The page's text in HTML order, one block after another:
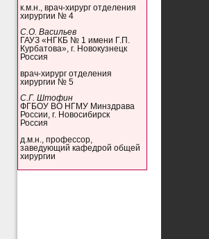
к.м.н., врач-хирург отделения
хирургии № 4
С.О. Васильев
ГАУЗ «НГКБ № 1 имени Г.П.
Курбатова», г. Новокузнецк
Россия
врач-хирург отделения
хирургии № 5
С.Г. Штофин
ФГБОУ ВО НГМУ Минздрава
России, г. Новосибирск
Россия
д.м.н., профессор,
заведующий кафедрой общей
хирургии